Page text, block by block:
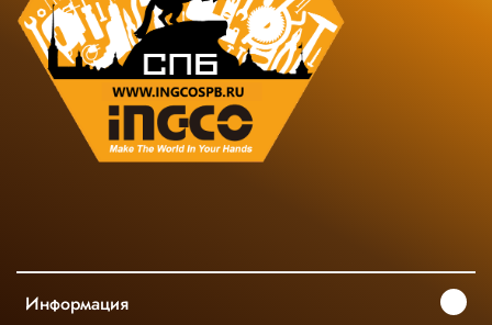
Информация